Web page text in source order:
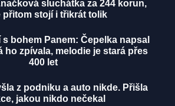
sluchátka za 244 korun,
přitom stojí i třikrát tolik
bohem Panem: Čepelka napsal
ho zpívala, melodie je stará přes
400 let
z podniku a auto nikde. Přišla
jakou nikdo nečekal